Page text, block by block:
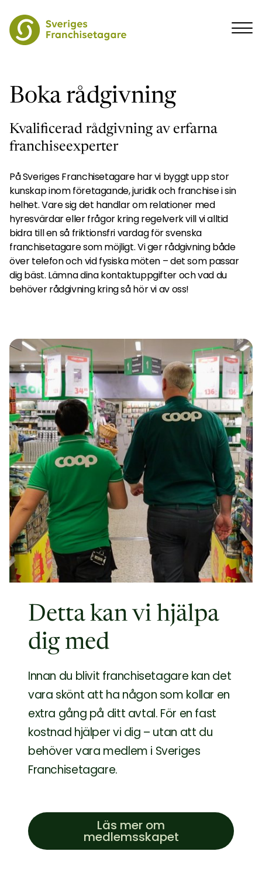
Boka rådgivning
Kvalificerad rådgivning av erfarna
franchiseexperter
På Sveriges Franchisetagare har vi byggt upp stor
kunskap inom företagande, juridik och franchise i sin
helhet. Vare sig det handlar om relationer med
hyresvärdar eller frågor kring regelverk vill vi alltid
bidra till en så friktionsfri vardag för svenska
franchisetagare som möjligt. Vi ger rådgivning både
över telefon och vid fysiska möten – det som passar
dig bäst. Lämna dina kontaktuppgifter och vad du
behöver rådgivning kring så hör vi av oss!
Detta kan vi hjälpa
dig med
Innan du blivit franchisetagare kan det
vara skönt att ha någon som kollar en
extra gång på ditt avtal. För en fast
kostnad hjälper vi dig – utan att du
behöver vara medlem i Sveriges
Franchisetagare.
Läs mer om
medlemsskapet